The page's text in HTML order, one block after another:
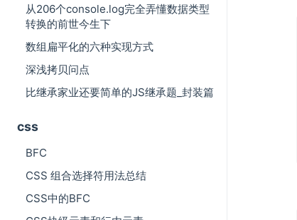
从206个console.log完全弄懂数据类型
转换的前世今生下
数组扁平化的六种实现方式
深浅拷贝问点
比继承家业还要简单的JS继承题_封装篇
css
BFC
CSS 组合选择符用法总结
CSS中的BFC